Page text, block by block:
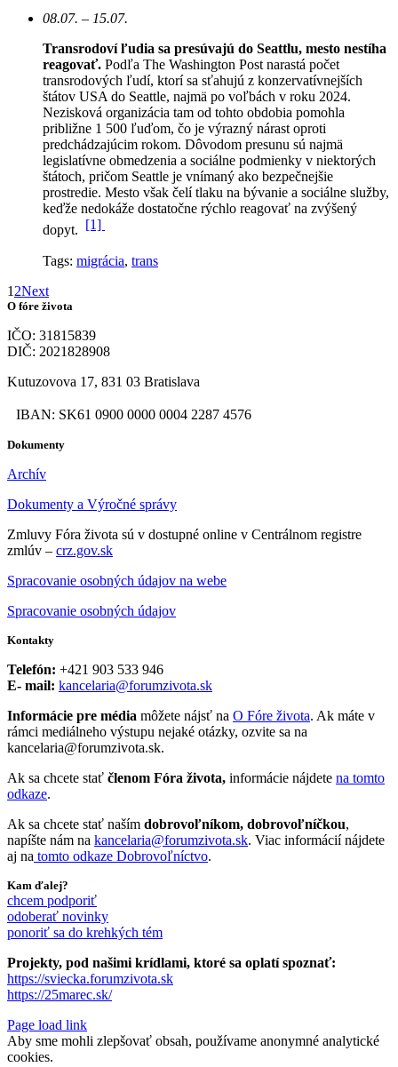
08.07. – 15.07.
Transrodoví ľudia sa presúvajú do Seattlu, mesto nestíha
reagovať. Podľa The Washington Post narastá počet
transrodových ľudí, ktorí sa sťahujú z konzervatívnejších
štátov USA do Seattle, najmä po voľbách v roku 2024.
Nezisková organizácia tam od tohto obdobia pomohla
približne 1 500 ľuďom, čo je výrazný nárast oproti
predchádzajúcim rokom. Dôvodom presunu sú najmä
legislatívne obmedzenia a sociálne podmienky v niektorých
štátoch, pričom Seattle je vnímaný ako bezpečnejšie
prostredie. Mesto však čelí tlaku na bývanie a sociálne služby,
keďže nedokáže dostatočne rýchlo reagovať na zvýšený
dopyt. [1]
Tags: migrácia, trans
1 2Next
O fóre života
IČO: 31815839
DIČ: 2021828908
Kutuzovova 17, 831 03 Bratislava
IBAN: SK61 0900 0000 0004 2287 4576
Dokumenty
Archív
Dokumenty a Výročné správy
Zmluvy Fóra života sú v dostupné online v Centrálnom registre
zmlúv – crz.gov.sk
Spracovanie osobných údajov na webe
Spracovanie osobných údajov
Kontakty
Telefón: +421 903 533 946
E- mail: kancelaria@forumzivota.sk
Informácie pre média môžete nájsť na O Fóre života. Ak máte v
rámci mediálneho výstupu nejaké otázky, ozvite sa na
kancelaria@forumzivota.sk.
Ak sa chcete stať členom Fóra života, informácie nájdete na tomto
odkaze.
Ak sa chcete stať naším dobrovoľníkom, dobrovoľníčkou,
napíšte nám na kancelaria@forumzivota.sk. Viac informácií nájdete
aj na tomto odkaze Dobrovoľníctvo.
Kam ďalej?
chcem podporiť
odoberať novinky
ponoriť sa do krehkých tém
Projekty, pod našimi krídlami, ktoré sa oplatí spoznať:
https://sviecka.forumzivota.sk
https://25marec.sk/
Page load link
Aby sme mohli zlepšovať obsah, používame anonymné analytické
cookies.